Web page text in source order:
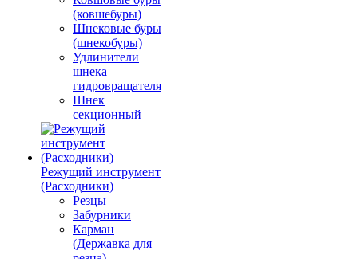
(ковшебуры)
Шнековые буры
(шнекобуры)
Удлинители
шнека
гидровращателя
Шнек
секционный
Режущий инструмент
(Расходники)
Резцы
Забурники
Карман
(Державка для